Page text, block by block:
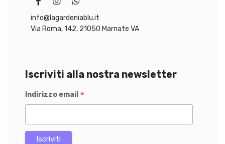
info@lagardeniablu.it
Via Roma, 142, 21050 Marnate VA
Iscriviti alla nostra newsletter
Indirizzo email *